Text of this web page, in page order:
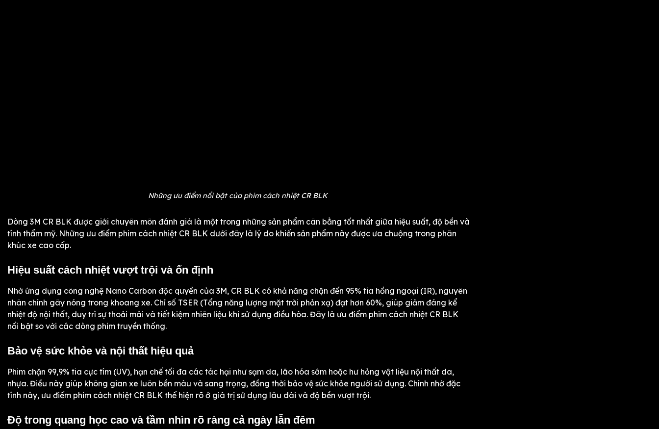
Những ưu điểm nổi bật của phim cách nhiệt CR BLK
Dòng 3M CR BLK được giới chuyên môn đánh giá là một trong những sản phẩm cân bằng tốt nhất giữa hiệu suất, độ bền và
tính thẩm mỹ. Những ưu điểm phim cách nhiệt CR BLK dưới đây là lý do khiến sản phẩm này được ưa chuộng trong phân
khúc xe cao cấp.
Hiệu suất cách nhiệt vượt trội và ổn định
Nhờ ứng dụng công nghệ Nano Carbon độc quyền của 3M, CR BLK có khả năng chặn đến 95% tia hồng ngoại (IR), nguyên
nhân chính gây nóng trong khoang xe. Chỉ số TSER (Tổng năng lượng mặt trời phản xạ) đạt hơn 60%, giúp giảm đáng kể
nhiệt độ nội thất, duy trì sự thoải mái và tiết kiệm nhiên liệu khi sử dụng điều hòa. Đây là ưu điểm phim cách nhiệt CR BLK
nổi bật so với các dòng phim truyền thống.
Bảo vệ sức khỏe và nội thất hiệu quả
Phim chặn 99,9% tia cực tím (UV), hạn chế tối đa các tác hại như sạm da, lão hóa sớm hoặc hư hỏng vật liệu nội thất da,
nhựa. Điều này giúp không gian xe luôn bền màu và sang trọng, đồng thời bảo vệ sức khỏe người sử dụng. Chính nhờ đặc
tính này, ưu điểm phim cách nhiệt CR BLK thể hiện rõ ở giá trị sử dụng lâu dài và độ bền vượt trội.
Độ trong quang học cao và tầm nhìn rõ ràng cả ngày lẫn đêm